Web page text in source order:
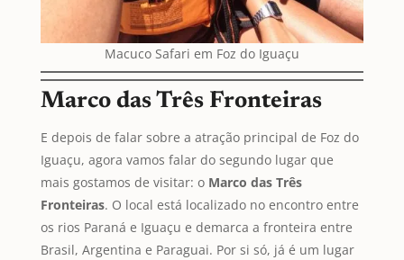
Macuco Safari em Foz do Iguaçu
Marco das Três Fronteiras
E depois de falar sobre a atração principal de Foz do
Iguaçu, agora vamos falar do segundo lugar que
mais gostamos de visitar: o Marco das Três
Fronteiras. O local está localizado no encontro entre
os rios Paraná e Iguaçu e demarca a fronteira entre
Brasil, Argentina e Paraguai. Por si só, já é um lugar